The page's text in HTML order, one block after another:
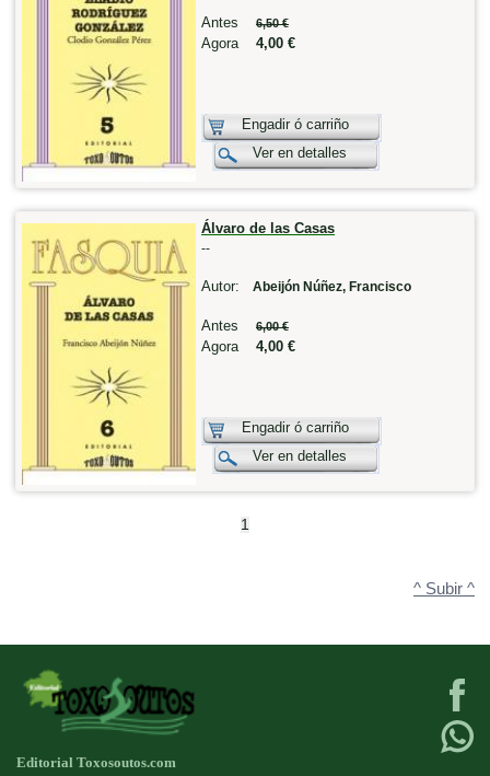
Antes 6,50 €
Agora 4,00 €
Engadir ó carriño
Ver en detalles
Álvaro de las Casas
--
Autor: Abeijón Núñez, Francisco
Antes 6,00 €
Agora 4,00 €
Engadir ó carriño
Ver en detalles
1
^ Subir ^
Editorial Toxosoutos.com